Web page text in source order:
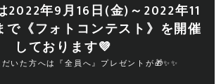
2022年9月16日(金)～2022年11
《フォトコンテスト》を開催
しております💜
いた方へは『全員へ』プレゼントが🎁✨✨